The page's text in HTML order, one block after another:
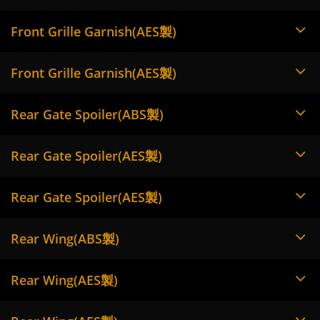
Front Grille Garnish(AES製)
Front Grille Garnish(AES製)
Rear Gate Spoiler(ABS製)
Rear Gate Spoiler(AES製)
Rear Gate Spoiler(AES製)
Rear Wing(ABS製)
Rear Wing(AES製)